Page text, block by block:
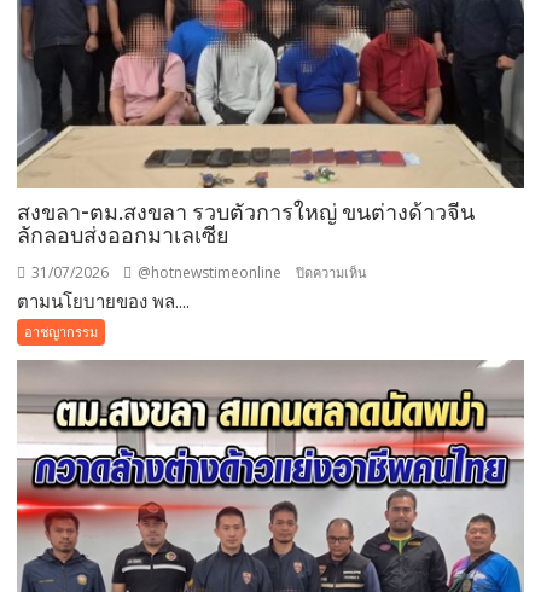
สงขลา-ตม.สงขลา รวบตัวการใหญ่ ขนต่างด้าวจีน
ลักลอบส่งออกมาเลเซีย
31/07/2026 @hotnewstimeonline ปิดความเห็น
ใหญ่
ขน
ต่างด้าว
จีน
ลักลอบ
ส่ง
ออก
ตามนโยบายของ พล....
อาชญากรรม